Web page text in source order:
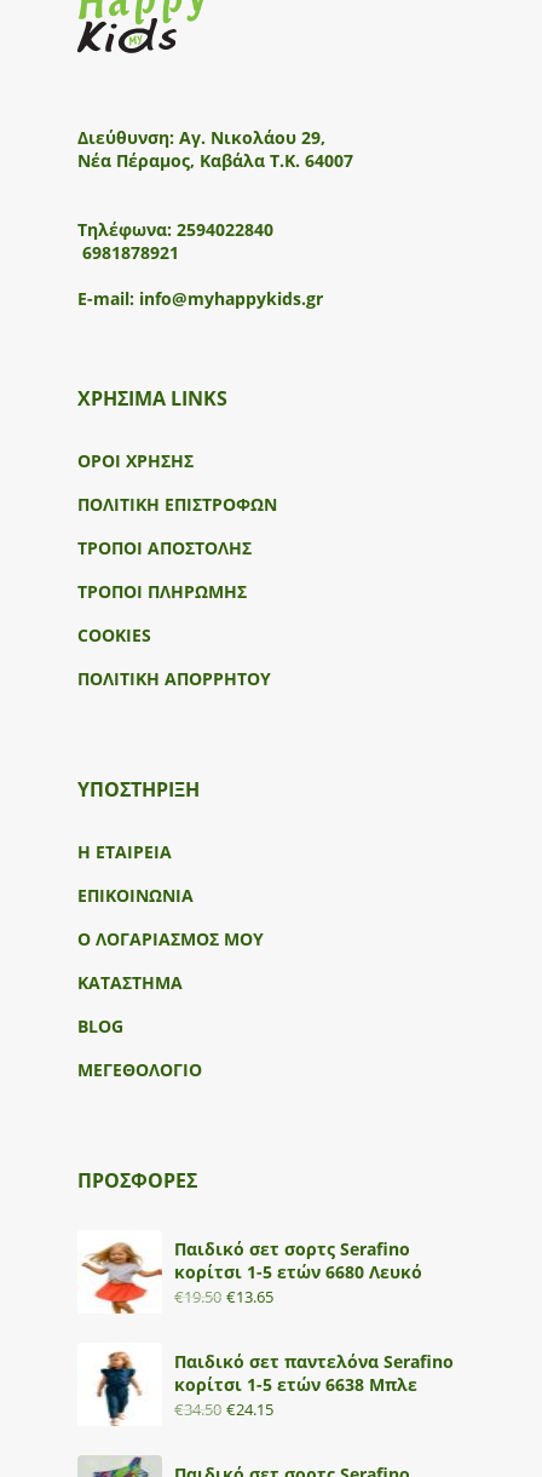
Διεύθυνση: Αγ. Νικολάου 29,
Νέα Πέραμος, Καβάλα Τ.Κ. 64007
Τηλέφωνα: 2594022840
6981878921
E-mail: info@myhappykids.gr
ΧΡΗΣΙΜΑ LINKS
ΟΡΟΙ ΧΡΗΣΗΣ
ΠΟΛΙΤΙΚΗ ΕΠΙΣΤΡΟΦΩΝ
ΤΡΟΠΟΙ ΑΠΟΣΤΟΛΗΣ
ΤΡΟΠΟΙ ΠΛΗΡΩΜΗΣ
COOKIES
ΠΟΛΙΤΙΚΗ ΑΠΟΡΡΗΤΟΥ
ΥΠΟΣΤΉΡΙΞΗ
Η ΕΤΑΙΡΕΙΑ
ΕΠΙΚΟΙΝΩΝΙΑ
Ο ΛΟΓΑΡΙΑΣΜΟΣ ΜΟΥ
ΚΑΤΑΣΤΗΜΑ
BLOG
ΜΕΓΕΘΟΛΟΓΙΟ
ΠΡΟΣΦΟΡΕΣ
Παιδικό σετ σορτς Serafino
κορίτσι 1-5 ετών 6680 Λευκό
€19.50 €13.65
Παιδικό σετ παντελόνα Serafino
κορίτσι 1-5 ετών 6638 Μπλε
€34.50 €24.15